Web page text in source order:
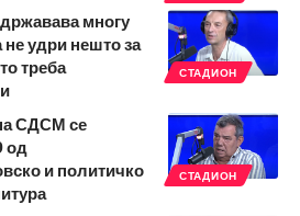
СТАДИОН
многу
не удри нешто за
треба
СТАДИОН
СДСМ се
од
и политичко